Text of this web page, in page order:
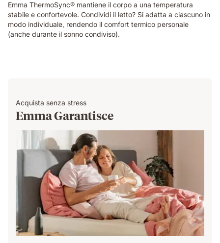
Emma ThermoSync® mantiene il corpo a una temperatura
stabile e confortevole. Condividi il letto? Si adatta a ciascuno in
modo individuale, rendendo il comfort termico personale
(anche durante il sonno condiviso).
Acquista senza stress
Emma Garantisce